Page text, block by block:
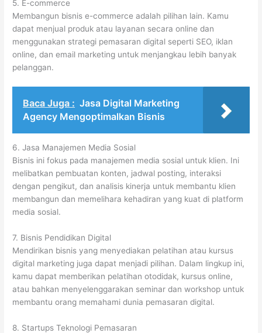
5. E-commerce
Membangun bisnis e-commerce adalah pilihan lain. Kamu
dapat menjual produk atau layanan secara online dan
menggunakan strategi pemasaran digital seperti SEO, iklan
online, dan email marketing untuk menjangkau lebih banyak
pelanggan.
Baca Juga : Jasa Digital Marketing
Agency Mengoptimalkan Bisnis
6. Jasa Manajemen Media Sosial
Bisnis ini fokus pada manajemen media sosial untuk klien. Ini
melibatkan pembuatan konten, jadwal posting, interaksi
dengan pengikut, dan analisis kinerja untuk membantu klien
membangun dan memelihara kehadiran yang kuat di platform
media sosial.
7. Bisnis Pendidikan Digital
Mendirikan bisnis yang menyediakan pelatihan atau kursus
digital marketing juga dapat menjadi pilihan. Dalam lingkup ini,
kamu dapat memberikan pelatihan otodidak, kursus online,
atau bahkan menyelenggarakan seminar dan workshop untuk
membantu orang memahami dunia pemasaran digital.
8. Startups Teknologi Pemasaran